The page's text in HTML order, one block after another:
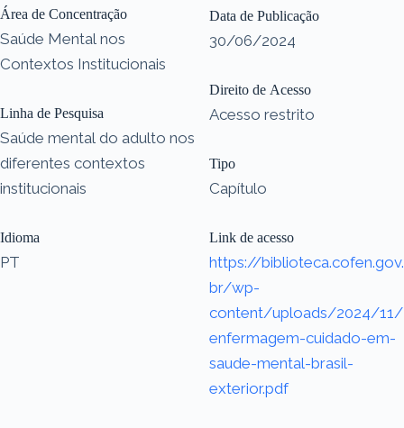
Área de Concentração
Saúde Mental nos
Contextos Institucionais
Linha de Pesquisa
Saúde mental do adulto nos
diferentes contextos
institucionais
Idioma
PT
Data de Publicação
30/06/2024
Direito de Acesso
Acesso restrito
Tipo
Capítulo
Link de acesso
https://biblioteca.cofen.gov.
br/wp-
content/uploads/2024/11/
enfermagem-cuidado-em-
saude-mental-brasil-
exterior.pdf